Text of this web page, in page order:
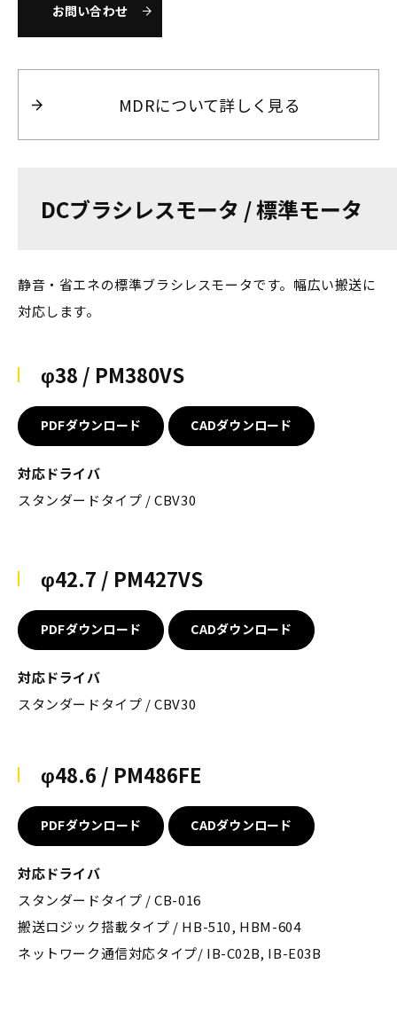
お問い合わせ
MDRについて詳しく見る
DCブラシレスモータ / 標準モータ
静音・省エネの標準ブラシレスモータです。幅広い搬送に
対応します。
φ38 / PM380VS
PDFダウンロード CADダウンロード
対応ドライバ
スタンダードタイプ / CBV30
φ42.7 / PM427VS
PDFダウンロード CADダウンロード
対応ドライバ
スタンダードタイプ / CBV30
φ48.6 / PM486FE
PDFダウンロード CADダウンロード
対応ドライバ
スタンダードタイプ / CB-016
搬送ロジック搭載タイプ / HB-510, HBM-604
ネットワーク通信対応タイプ/ IB-C02B, IB-E03B